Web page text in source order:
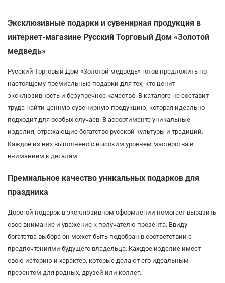
Эксклюзивные подарки и сувенирная продукция в
интернет-магазине Русский Торговый Дом «Золотой
медведь»
Русский Торговый Дом «Золотой медведь» готов предложить по-
настоящему премиальные подарки для тех, кто ценит
эксклюзивность и безупречное качество. В каталоге не составит
труда найти ценную сувенирную продукцию, которая идеально
подходит для особых случаев. В ассортименте уникальные
изделия, отражающие богатство русской культуры и традиций.
Каждое из них выполнено с высоким уровнем мастерства и
вниманием к деталям
Премиальное качество уникальных подарков для
праздника
Дорогой подарок в эксклюзивном оформлении помогает выразить
свое внимание и уважение к получателю презента. Ввиду
богатства выбора он может быть подобран в соответствии с
предпочтениями будущего владельца. Каждое изделие имеет
свою историю и характер, которые делают его идеальным
презентом для родных, друзей или коллег.